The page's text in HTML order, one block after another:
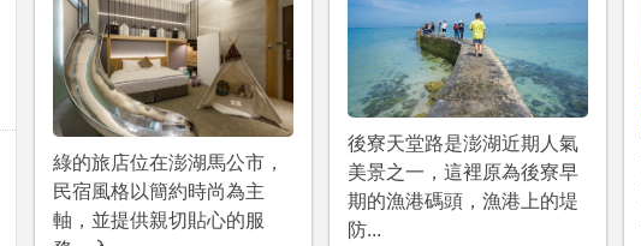
後寮天堂路是澎湖近期人氣
美景之一，這裡原為後寮早
期的漁港碼頭，漁港上的堤
防...
綠的旅店位在澎湖馬公市，
民宿風格以簡約時尚為主
軸，並提供親切貼心的服